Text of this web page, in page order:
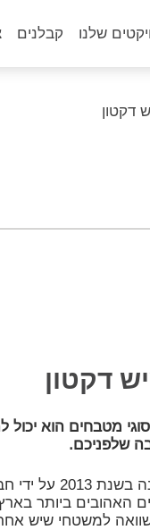
שלנו קבלנים
דקטון
דקטון
מטבחים הוא
שלפניכם.
שיש דקטון הינו משטח שיש ייחודי
האהובים ביותר
למשטחי שיש